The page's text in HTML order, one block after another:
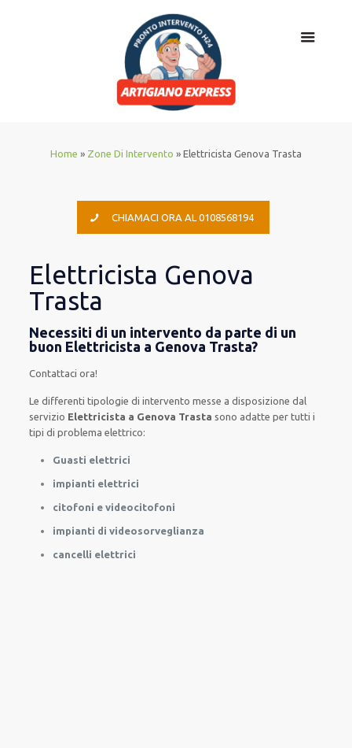
Home » Zone Di Intervento » Elettricista Genova Trasta
CHIAMACI ORA AL 0108568194
Elettricista Genova
Trasta
Necessiti di un intervento da parte di un
buon Elettricista a Genova Trasta?
Contattaci ora!
Ledifferenti tipologie diintervento messe a disposizione dal
servizio Elettricista a Genova Trasta sono adatte pertutti i
tipi di problema elettrico:
Guasti elettrici
impianti elettrici
citofoni e videocitofoni
impianti di videosorveglianza
cancelli elettrici